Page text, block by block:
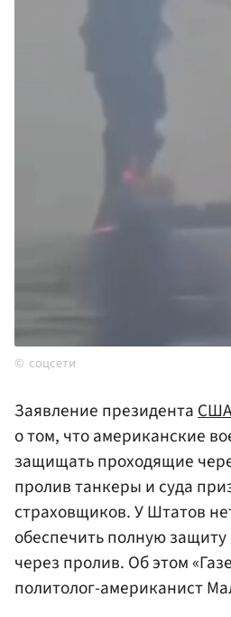
соцсети
Заявление президентаСША
о том, что американские
защищать проходящие
пролив танкеры и суда
страховщиков. У Штатов
обеспечить полную защиту
через пролив. Об этом
политолог-американист